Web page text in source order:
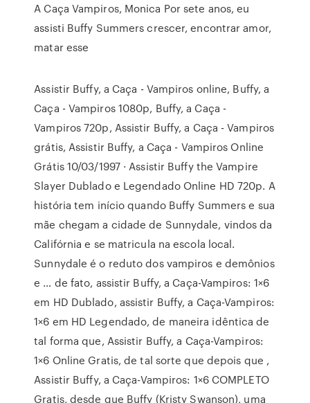
A Caça Vampiros, Monica Por sete anos, eu
assisti Buffy Summers crescer, encontrar amor,
matar esse
Assistir Buffy, a Caça - Vampiros online, Buffy, a
Caça - Vampiros 1080p, Buffy, a Caça -
Vampiros 720p, Assistir Buffy, a Caça - Vampiros
grátis, Assistir Buffy, a Caça - Vampiros Online
Grátis 10/03/1997 · Assistir Buffy the Vampire
Slayer Dublado e Legendado Online HD 720p. A
história tem início quando Buffy Summers e sua
mãe chegam a cidade de Sunnydale, vindos da
Califórnia e se matricula na escola local.
Sunnydale é o reduto dos vampiros e demônios
e … de fato, assistir Buffy, a Caça-Vampiros: 1×6
em HD Dublado, assistir Buffy, a Caça-Vampiros:
1×6 em HD Legendado, de maneira idêntica de
tal forma que, Assistir Buffy, a Caça-Vampiros:
1×6 Online Gratis, de tal sorte que depois que ,
Assistir Buffy, a Caça-Vampiros: 1×6 COMPLETO
Gratis, desde que Buffy (Kristy Swanson), uma